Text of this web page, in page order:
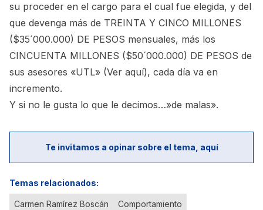
su proceder en el cargo para el cual fue elegida, y del
que devenga más de TREINTA Y CINCO MILLONES
($35´000.000) DE PESOS mensuales, más los
CINCUENTA MILLONES ($50´000.000) DE PESOS de
sus asesores «UTL» (Ver aquí), cada día va en
incremento.
Y si no le gusta lo que le decimos…»de malas».
Te invitamos a opinar sobre el tema, aquí
Temas relacionados:
Carmen Ramírez Boscán Comportamiento